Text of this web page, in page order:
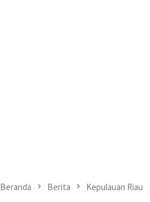
Beranda Berita Kepulauan Riau